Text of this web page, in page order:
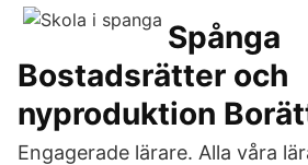
Spånga
Bostadsrätter och
nyproduktion
Engagerade lärare. Alla våra